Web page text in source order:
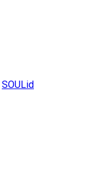
SOULid